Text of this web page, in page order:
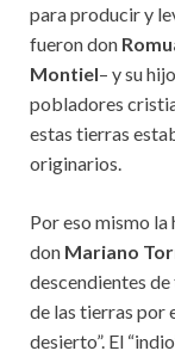
para producir y
fueron don
Montiel– y su hijo
pobladores
estas tierras
originarios.
Por eso mismo
don Mariano
descendientes
de las tierras por
desierto”. El